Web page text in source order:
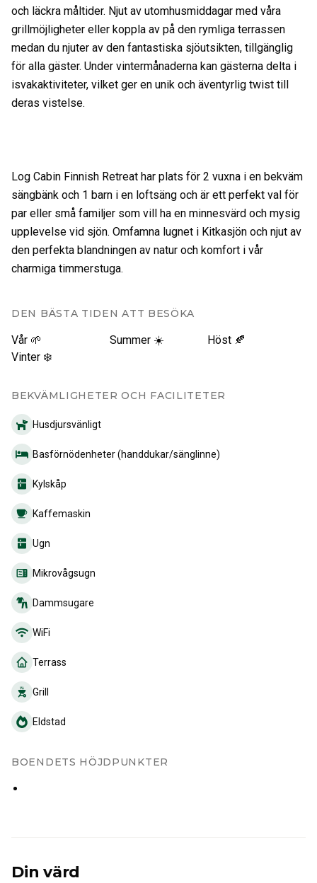
och läckra måltider. Njut av utomhusmiddagar med våra
grillmöjligheter eller koppla av på den rymliga terrassen
medan du njuter av den fantastiska sjöutsikten, tillgänglig
för alla gäster. Under vintermånaderna kan gästerna delta i
isvakaktiviteter, vilket ger en unik och äventyrlig twist till
deras vistelse.
Log Cabin Finnish Retreat har plats för 2 vuxna i en bekväm
sängbänk och 1 barn i en loftsäng och är ett perfekt val för
par eller små familjer som vill ha en minnesvärd och mysig
upplevelse vid sjön. Omfamna lugnet i Kitkasjön och njut av
den perfekta blandningen av natur och komfort i vår
charmiga timmerstuga.
DEN BÄSTA TIDEN ATT BESÖKA
Vår 🌱 Summer ☀️
Höst 🍂
Vinter ❄️
BEKVÄMLIGHETER OCH FACILITETER
Husdjursvänligt
Basförnödenheter (handdukar/sänglinne)
Kylskåp
Kaffemaskin
Ugn
Mikrovågsugn
Dammsugare
WiFi
Terrass
Grill
Eldstad
BOENDETS HÖJDPUNKTER
Din värd